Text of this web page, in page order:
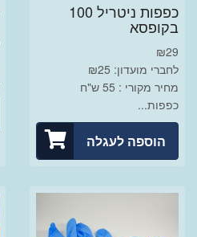
כפפות ניטריל 100
בקופסא
₪29
לחברי מועדון: ₪25
מחיר מקורי : 55 ש"ח
כפפות...
הוספה לעגלה